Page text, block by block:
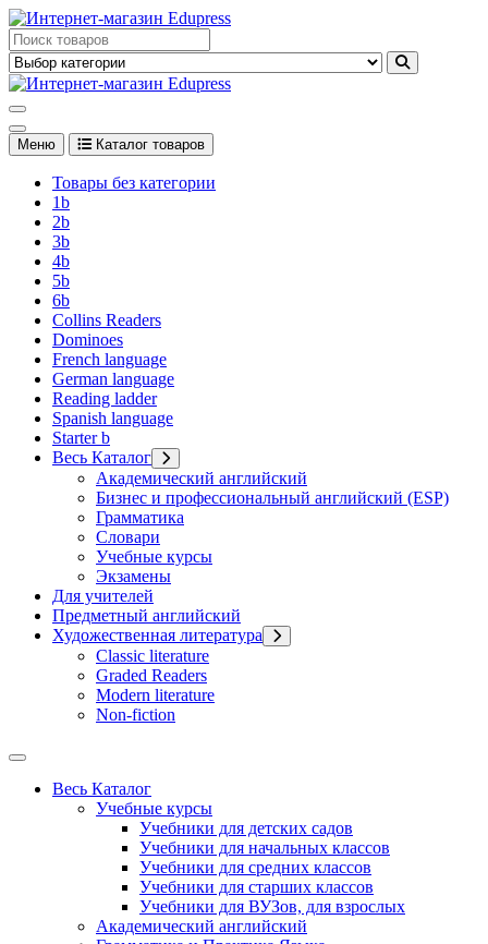
Перейти
к
содержимому
Edupress Uzbekistan, Edupress Узбекистан, книги, учебники на
английском языке
английском языке
Меню Каталог товаров
Товары без категории
1b
2b
3b
4b
5b
6b
Collins Readers
Dominoes
French language
German language
Reading ladder
Spanish language
Starter b
Весь Каталог
Академический английский
Бизнес и профессиональный английский (ESP)
Грамматика
Словари
Учебные курсы
Экзамены
Для учителей
Предметный английский
Художественная литература
Classic literature
Graded Readers
Modern literature
Non-fiction
Весь Каталог
Учебные курсы
Учебники для детских садов
Учебники для начальных классов
Учебники для средних классов
Учебники для старших классов
Учебники для ВУЗов, для взрослых
Академический английский